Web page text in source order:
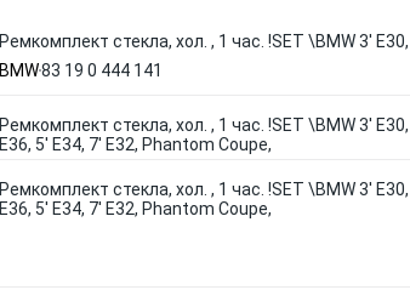
Ремкомплект стекла, хол. , 1 час. !SET \BMW 3'
BMW83 19 0 444 141
Ремкомплект стекла, хол. , 1 час. !SET \BMW 3' E30,
E36, 5' E34, 7' E32, Phantom Coupe,
Ремкомплект стекла, хол. , 1 час. !SET \BMW 3' E30,
E36, 5' E34, 7' E32, Phantom Coupe,